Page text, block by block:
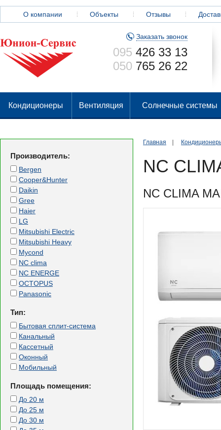
О компании Объекты Отзывы
Заказать звонок
095 426 33 13
050 765 26 22
Кондиционеры Вентиляция Солнечные системы
Главная
NC
NC CLIMA
Производитель:
Bergen
Cooper&Hunter
Daikin
Gree
Haier
LG
Mitsubishi Electric
Mitsubishi Heavy
Mycond
NC clima
NC ENERGE
OCTOPUS
Panasonic
Тип:
Бытовая сплит-система
Канальный
Кассетный
Оконный
Мобильный
Площадь помещения:
До 20 м
До 25 м
До 30 м